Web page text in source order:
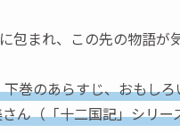
包まれ、この先の物語が
巻のあらすじ、おもし
ん（「十二国記」シリ